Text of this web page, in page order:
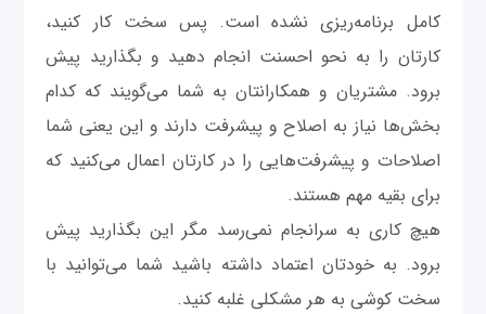
کامل برنامه‌ریزی نشده است. پس سخت کار کنید،
کارتان را به نحو احسنت انجام دهید و بگذارید پیش
برود. مشتریان و همکارانتان به شما می‌گویند که کدام
بخش‌ها نیاز به اصلاح و پیشرفت دارند و این یعنی شما
اصلاحات و پیشرفت‌هایی را در کارتان اعمال می‌کنید که
برای بقیه مهم هستند.
هیچ کاری به سرانجام نمی‌رسد مگر این بگذارید پیش
برود. به خودتان اعتماد داشته باشید شما می‌توانید با
سخت کوشی به هر مشکلی غلبه کنید.